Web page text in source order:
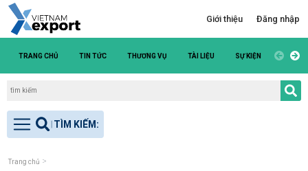
Giới thiệu Đăng nhập
TRANG CHỦ TIN TỨC THƯƠNG VỤ TÀI LIỆU SỰ KIỆN DANH
Trang chủ